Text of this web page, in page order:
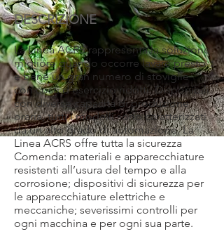
DESCRIZIONE
La Linea ACRS rappresenta la soluzione
migliore quando occorre lavare presto
e bene un gran numero di stoviglie
con costi d’esercizio ridotti. Disponibili
con diverse capacità di produzione
oraria, tutti i modelli sono caratterizzati
da un alto grado di automazione. La
Linea ACRS offre tutta la sicurezza
Comenda: materiali e apparecchiature
resistenti all’usura del tempo e alla
corrosione; dispositivi di sicurezza per
le apparecchiature elettriche e
meccaniche; severissimi controlli per
ogni macchina e per ogni sua parte.